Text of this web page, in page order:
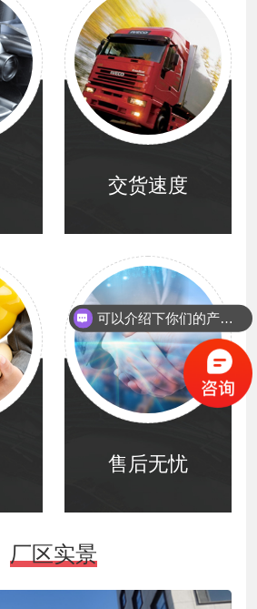
交货速度
售后无忧
厂区实景
你们是怎么收费的呢？